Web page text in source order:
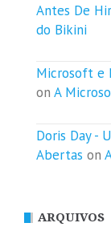
Antes De
do Bikini
Microsoft e
on A
Doris Day -
Abertas on
ARQUIVOS